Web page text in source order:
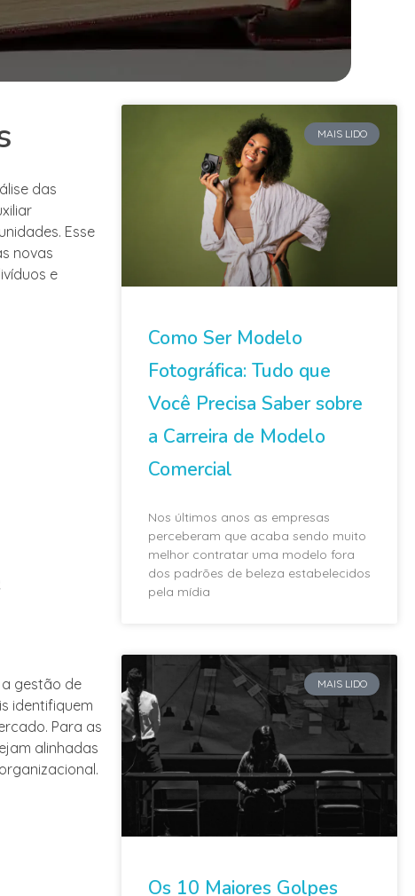
das
Esse
novas
e
gestão de
identifiquem
Para as
alinhadas
MAIS LIDO
Como Ser Modelo
Fotográfica: Tudo que
Você Precisa Saber sobre
a Carreira de Modelo
Comercial
Nos últimos anos as empresas
perceberam que acaba sendo muito
melhor contratar uma modelo fora
dos padrões de beleza estabelecidos
pela mídia
MAIS LIDO
Os 10 Maiores Golpes